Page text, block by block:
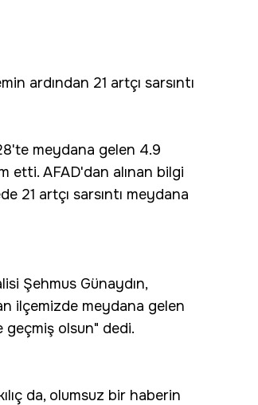
ardından 21 artçı sarsıntı
meydana gelen 4.9
etti. AFAD'dan alınan bilgi
21 artçı sarsıntı meydana
Şehmus Günaydın,
ilçemizde meydana gelen
geçmiş olsun" dedi.
da, olumsuz bir haberin